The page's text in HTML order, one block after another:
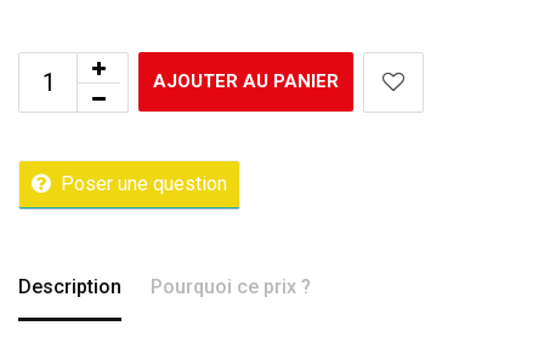
AJOUTER AU PANIER
Poser une question
Description Pourquoi ce prix ?